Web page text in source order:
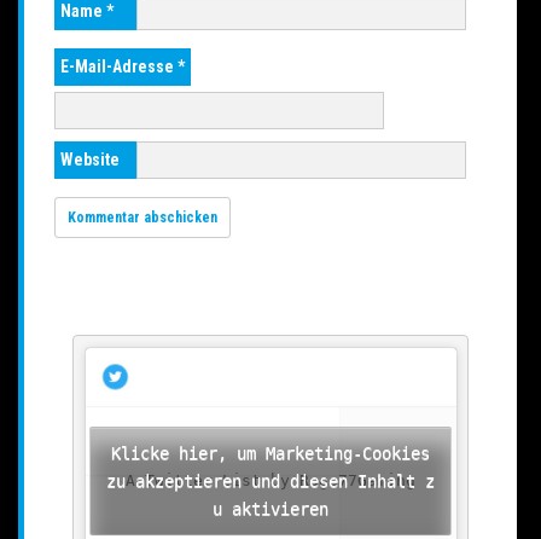
Name *
E-Mail-Adresse *
Website
A Twitter List by Rage77Gaming
Klicke hier, um Marketing-Cookies
zu akzeptieren und diesen Inhalt z
u aktivieren